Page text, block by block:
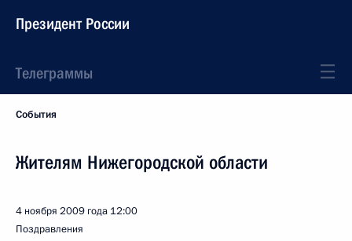
Президент России
Телеграммы
События
Жителям Нижегородской области
4 ноября 2009 года 12:00
Поздравления